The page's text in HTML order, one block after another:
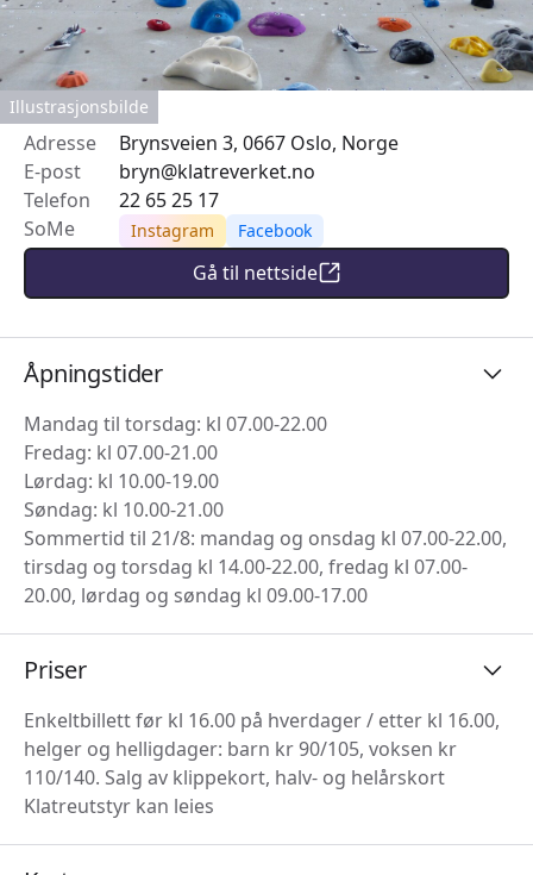
Illustrasjonsbilde
Adresse
Brynsveien 3, 0667 Oslo, Norge
E-post
bryn@klatreverket.no
Telefon
22 65 25 17
SoMe
Instagram Facebook
Gå til nettside
Åpningstider
Mandag til torsdag: kl 07.00-22.00
Fredag: kl 07.00-21.00
Lørdag: kl 10.00-19.00
Søndag: kl 10.00-21.00
Sommertid til 21/8: mandag og onsdag kl 07.00-22.00,
tirsdag og torsdag kl 14.00-22.00, fredag kl 07.00-
20.00, lørdag og søndag kl 09.00-17.00
Priser
Enkeltbillett før kl 16.00 på hverdager / etter kl 16.00,
helger og helligdager: barn kr 90/105, voksen kr
110/140. Salg av klippekort, halv- og helårskort
Klatreutstyr kan leies